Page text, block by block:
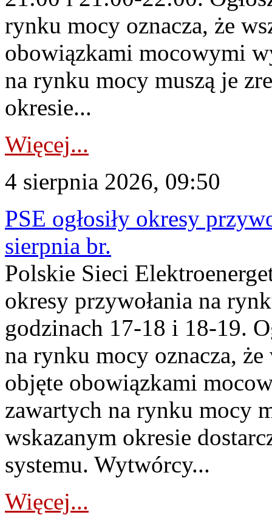
rynku mocy oznacza, że
obowiązkami mocowymi
na rynku mocy muszą je
okresie...
Więcej...
4 sierpnia 2026, 09:50
PSE ogłosiły okresy
sierpnia br.
Polskie Sieci
okresy przywołania na
godzinach 17-18 i 18-19.
na rynku mocy oznacza,
objęte obowiązkami
zawartych na rynku mocy
wskazanym okresie
systemu. Wytwórcy...
Więcej...